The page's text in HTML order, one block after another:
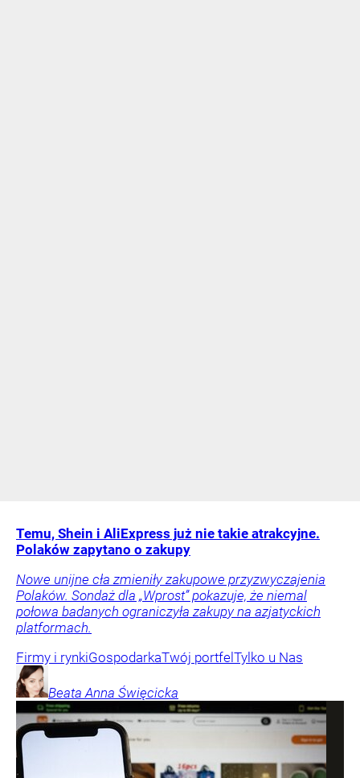
Temu, Shein i AliExpress już nie takie atrakcyjne.
Polaków zapytano o zakupy
Nowe unijne cła zmieniły zakupowe przyzwyczajenia
Polaków. Sondaż dla „Wprost” pokazuje, że niemal
połowa badanych ograniczyła zakupy na azjatyckich
platformach.
Firmy i rynkiGospodarkaTwój portfel Tylko u Nas
Beata Anna Święcicka